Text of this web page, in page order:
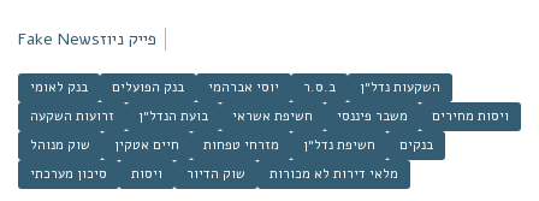
Fake Newsפייק ניוז
בנק לאומי בנק הפועלים יוסי אברהמי ב.ס.ר
השקעות נדל״ן
זרועות השקעה
בועת הנדל״ן חשיפת אשראי משבר פיננסי
ויסות מחירים
שוק מנוהל
חיים אטקין מזרחי טפחות חשיפת נדל״ן
בנקים
סיכון מערכתי
ויסות שוק הדיור מלאי דירות לא מכורות